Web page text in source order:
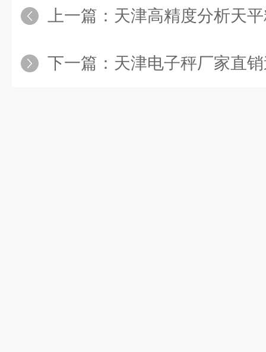
上一篇： 天津高精度分析天
下一篇： 天津电子秤厂家直销造价低质量